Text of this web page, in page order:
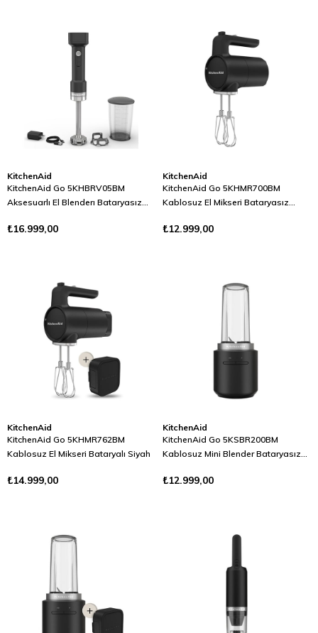
KitchenAid
KitchenAid Go 5KHBRV05BM
Aksesuarlı El Blenderı Bataryasız
₺16.999,00
KitchenAid
KitchenAid Go 5KHMR700BM
Kablosuz El Mikseri Bataryasız
₺12.999,00
KitchenAid
KitchenAid Go 5KHMR762BM
Kablosuz El Mikseri Bataryalı Siyah
₺14.999,00
KitchenAid
KitchenAid Go 5KSBR200BM
Kablosuz Mini Blender Bataryasız
₺12.999,00